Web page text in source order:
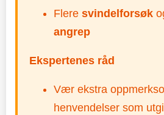
Fleresvindelforsøk
angrep
Ekspertenes råd
Vær ekstra
henvendelser som